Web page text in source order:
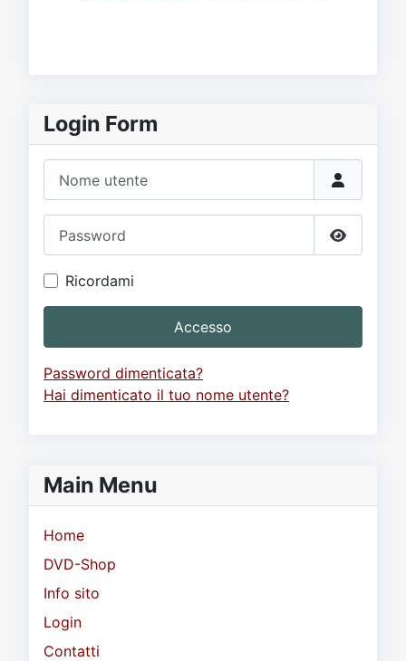
Login Form
Mostra
Ricordami
Accesso
Password dimenticata?
Hai dimenticato il tuo nome utente?
Main Menu
Home
DVD-Shop
Info sito
Login
Contatti